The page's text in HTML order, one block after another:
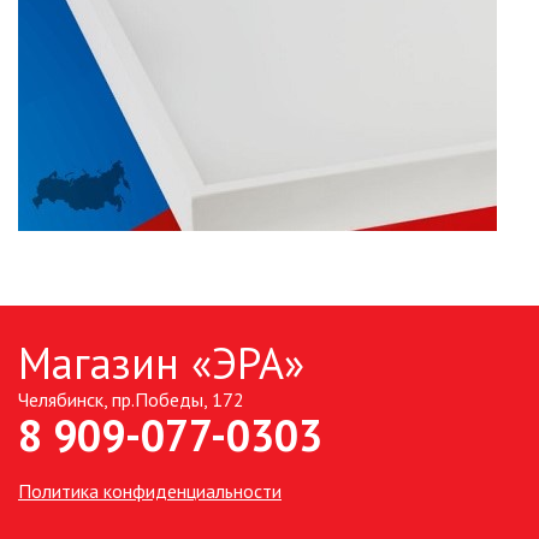
ТЕРМОРЕГУЛЯТОРЫ
(РОЗЕТКА USB)
ЭЛЕМЕНТЫ ПИТАНИЯ
Магазин «ЭРА»
Челябинск, пр.Победы, 172
8 909-077-0303
Политика конфиденциальности